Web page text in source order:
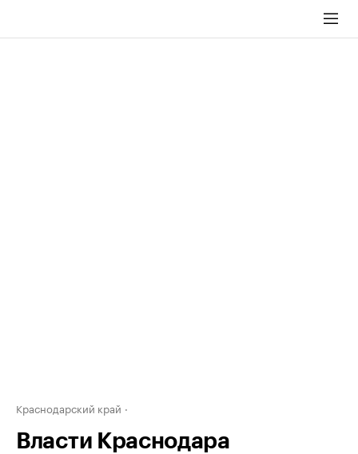
Краснодарский край
Власти Краснодара